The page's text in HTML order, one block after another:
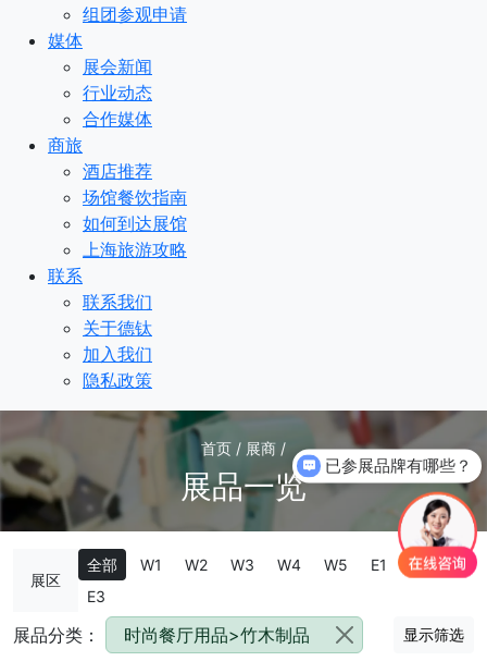
组团参观申请
媒体
展会新闻
行业动态
合作媒体
商旅
酒店推荐
场馆餐饮指南
如何到达展馆
上海旅游攻略
联系
联系我们
关于德钛
加入我们
隐私政策
首页 / 展商 /
展品一览
展区
全部 W1 W2 W3 W4 W5 E1
E2
E3
展品分类： 时尚餐厅用品>竹木制品 显示筛选
已参展品牌有哪些？